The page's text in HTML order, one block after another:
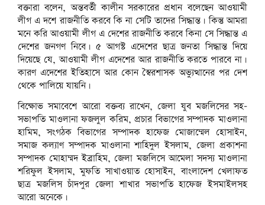
বক্তারা বলেন, অন্তবর্তী কালীন সরকারের প্রধান বলেছেন আওয়ামী
লীগ এ দশে রাজনীতি করবে কি না সেটি তাদের সিদ্ধান্ত। কিন্তু আমরা
মনে করি আওয়ামী লীগ এ দেশের রাজনীতি করবে কিনা সে সিদ্ধান্ত এ
দেশের জনগণ নিবে। ৫ আগস্ট এদেশের ছাত্র জনতা সিদ্ধান্ত দিয়ে
দিয়েছে যে, আওয়ামী লীগ এদেশের আর রাজনীতি করতে পারবে না।
কারণ এদেশের ইতিহাসে আর কোন স্বৈরশাসক অভ্যুত্থানের পর দেশ
থেকে পালিয়ে যায়নি।
বিক্ষোভ সমাবেশে আরো বক্তব্য রাখেন, জেলা যুব মজলিসের সহ-
সভাপতি মাওলানা ফজলুল করিম, প্রচার বিভাগের সম্পাদক মাওলানা
হামিম, সংগঠক বিভাগের সম্পাদক হাফেজ মোজাম্মেল হোসাইন,
সমাজ কল্যাণ সম্পাদক মাওলানা শাহিদুল ইসলাম, জেলা প্রকাশনা
সম্পাদক মোহাম্মদ ইব্রাহিম, জেলা মজলিসে আমেলা সদস্য মাওলানা
শরিফুল ইসলাম, মুফতি সাখাওয়াত হোসাইন, বাংলাদেশ খেলাফত
ছাত্র মজলিস চাঁদপুর জেলা শাখার সভাপতি হাফেজ ইসমাইলসহ
আরো অনেকে।